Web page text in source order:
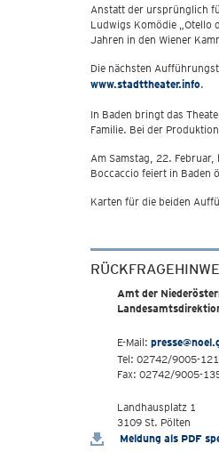
Anstatt der ursprünglich
Ludwigs Komödie „Otello
Jahren in den Wiener
Die nächsten
www.stadttheater.info.
In Baden bringt das
Familie. Bei der
Am Samstag, 22.
Boccaccio feiert in Baden
Karten für die beiden
Amt der
E-Mail:
Tel: 02742/9005-
Fax: 02742/9005-
Landhausplatz 1
3109 St. Pölten
Meldung als PDF